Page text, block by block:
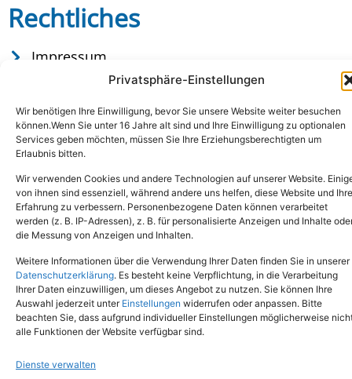
Privatsphäre-Einstellungen
Wir benötigen Ihre Einwilligung, bevor Sie unsere Website weiter besuchen
können.Wenn Sie unter 16 Jahre alt sind und Ihre Einwilligung zu optionalen
Services geben möchten, müssen Sie Ihre Erziehungsberechtigten um
Erlaubnis bitten.
Wir verwenden Cookies und andere Technologien auf unserer Website.
von ihnen sind essenziell, während andere uns helfen, diese Website und Ihre
Erfahrung zu verbessern. Personenbezogene Daten können verarbeitet
werden (z. B. IP-Adressen), z. B. für personalisierte Anzeigen und Inhalte
die Messung von Anzeigen und Inhalten.
Weitere Informationen über die Verwendung Ihrer Daten finden Sie in unserer
Datenschutzerklärung. Es besteht keine Verpflichtung, in die Verarbeitung
Ihrer Daten einzuwilligen, um dieses Angebot zu nutzen. Sie können Ihre
Auswahl jederzeit unter Einstellungen widerrufen oder anpassen. Bitte
beachten Sie, dass aufgrund individueller Einstellungen möglicherweise
alle Funktionen der Website verfügbar sind.
Dienste verwalten
Rechtliches
Impressum
Datenschutz
Copyright © 2024. Alle Rechte vorbehalten.
Tel.: (02651) - 77438info@tierheim-mayen.de
In der Pluns 1, 56727 Mayen